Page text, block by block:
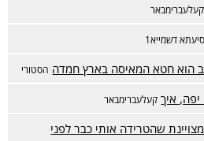
קעלעברימבאר
סיעתא דשמייא1
חטא המאיסה בארץ חמדה הסטורי
יפה, איך קעלעברימבאר
שהטרידה אותי כבר לפני